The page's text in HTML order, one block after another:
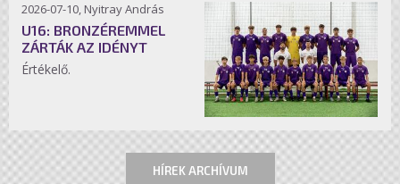
2026-07-10, Nyitray András
U16: BRONZÉREMMEL
ZÁRTÁK AZ IDÉNYT
Értékelő.
HÍREK ARCHÍVUM